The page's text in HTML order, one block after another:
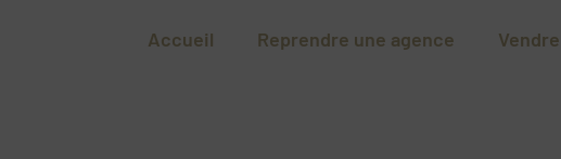
Accueil Reprendre une agence